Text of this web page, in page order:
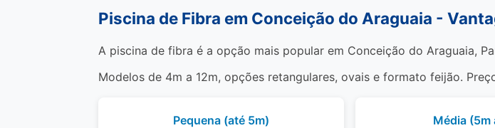
Piscina de Fibra em Conceição do Araguaia -
A piscina de fibra é a opção mais popular em Conceição do Araguaia,
Modelos de 4m a 12m, opções retangulares, ovais e formato feijão.
Pequena (até 5m) Média (5m